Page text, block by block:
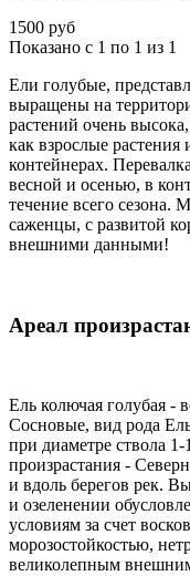
1500 руб
Показано с 1 по 1 из 1
Ели голубые,
выращены на
растений очень
как взрослые
контейнерах.
весной и осенью, в
течение всего сезона.
саженцы, с развитой
внешними данными!
Ареал
Ель колючая голубая -
Сосновые, вид рода
при диаметре ствола
произрастания -
и вдоль берегов рек.
и озеленении
условиям за счет
морозостойкостью,
великолепным